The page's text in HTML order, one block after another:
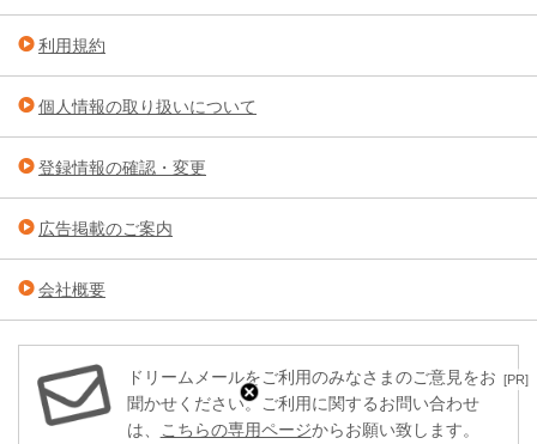
[PR]
利用規約
個人情報の取り扱いについて
登録情報の確認・変更
広告掲載のご案内
会社概要
ドリームメールをご利用のみなさまのご意見をお
聞かせください。ご利用に関するお問い合わせ
は、
こちらの専用ページからお願い致します。